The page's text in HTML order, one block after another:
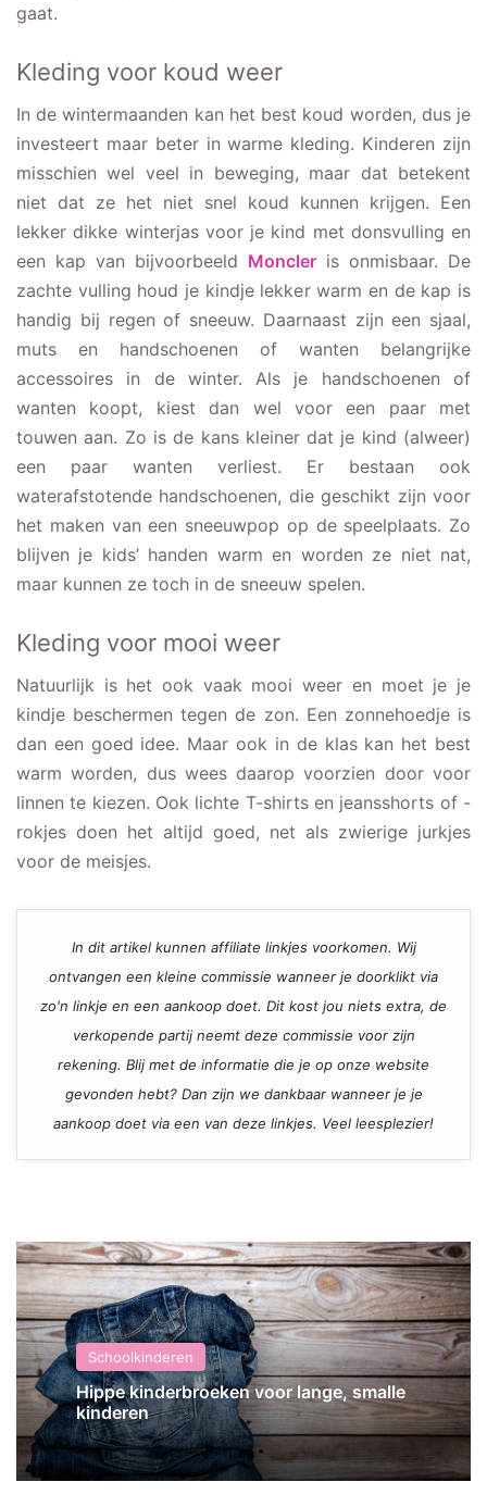
gaat.
Kleding voor koud weer
In de wintermaanden kan het best koud worden, dus je
investeert maar beter in warme kleding. Kinderen zijn
misschien wel veel in beweging, maar dat betekent
niet dat ze het niet snel koud kunnen krijgen. Een
lekker dikke winterjas voor je kind met donsvulling en
een kap van bijvoorbeeld Moncler is onmisbaar. De
zachte vulling houd je kindje lekker warm en de kap is
handig bij regen of sneeuw. Daarnaast zijn een sjaal,
muts en handschoenen of wanten belangrijke
accessoires in de winter. Als je handschoenen of
wanten koopt, kiest dan wel voor een paar met
touwen aan. Zo is de kans kleiner dat je kind (alweer)
een paar wanten verliest. Er bestaan ook
waterafstotende handschoenen, die geschikt zijn voor
het maken van een sneeuwpop op de speelplaats. Zo
blijven je kids’ handen warm en worden ze niet nat,
maar kunnen ze toch in de sneeuw spelen.
Kleding voor mooi weer
Natuurlijk is het ook vaak mooi weer en moet je je
kindje beschermen tegen de zon. Een zonnehoedje is
dan een goed idee. Maar ook in de klas kan het best
warm worden, dus wees daarop voorzien door voor
linnen te kiezen. Ook lichte T-shirts en jeansshorts of -
rokjes doen het altijd goed, net als zwierige jurkjes
voor de meisjes.
In dit artikel kunnen affiliate linkjes voorkomen. Wij
ontvangen een kleine commissie wanneer je doorklikt via
zo'n linkje en een aankoop doet. Dit kost jou niets extra, de
verkopende partij neemt deze commissie voor zijn
rekening. Blij met de informatie die je op onze website
gevonden hebt? Dan zijn we dankbaar wanneer je je
aankoop doet via een van deze linkjes. Veel leesplezier!
Schoolkinderen
Hippe kinderbroeken voor lange, smalle
kinderen